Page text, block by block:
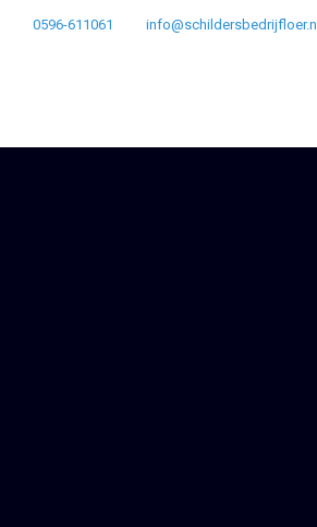
0596-611061 info@schildersbedrijfloer.nl